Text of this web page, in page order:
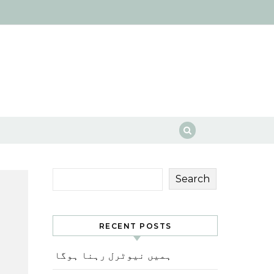
Search
RECENT POSTS
ہمیں نیوٹرل رہنا ہوگا